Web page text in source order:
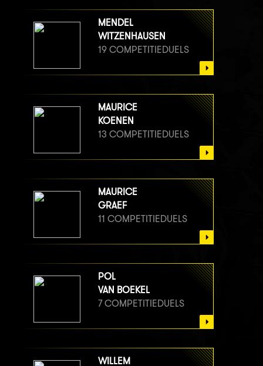
MENDEL
WITZENHAUSEN
19 COMPETITIEDUELS
MAURICE
KOENEN
13 COMPETITIEDUELS
MAURICE
GRAEF
11 COMPETITIEDUELS
POL
VAN BOEKEL
7 COMPETITIEDUELS
WILLEM